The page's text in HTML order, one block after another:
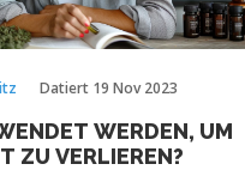
Datiert 19 Nov 2023
WERDEN, UM
ZU VERLIEREN?